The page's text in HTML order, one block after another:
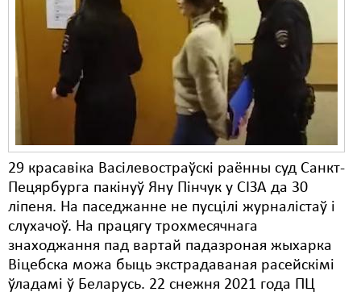
29 красавіка Васілевостраўскі раённы суд Санкт-
Пецярбурга пакінуў Яну Пінчук у СІЗА да 30
ліпеня. На паседжанне не пусцілі журналістаў і
слухачоў. На працягу трохмесячнага
знаходжання пад вартай падазроная жыхарка
Віцебска можа быць экстрадаваная расейскімі
ўладамі ў Беларусь. 22 снежня 2021 года ПЦ
Затрыманьні
Карная псыхіятрыя
КПЧ ААН
ЛПП
Мігранты
Мірныя сходы
Палітвязьні
Праваабаронцы